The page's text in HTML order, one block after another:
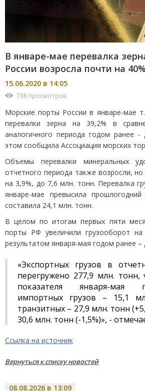
В январе-мае перевалка
России возросла почти на 40%
15.06.2020 в 14:05
738 просмотров
Морские порты России в январе-мае
перевалки зерна на 39,2% в
аналогичного периода годом ранее
этом сообщила Ассоциация морских
Объемы перевалки минеральных
отчетного периода также возросли,
на 3,9%, до 7,6 млн. тонн. Перевалка
январе-мае превысила
составила 24,1 млн. тонн.
В целом по итогам первых пяти
порты РФ увеличили грузооборот
результатом января-мая годом ранее –
«Экспортных грузов в
перегружено 277,9 млн.
показателя января-мая
импортных грузов – 15,1
транзитных – 27,9 млн. тонн
30,6 млн. тонн (-1,5%)», -
Ссылка на источник
Вернуться к списку новостей
08.08.2026 в 13:09